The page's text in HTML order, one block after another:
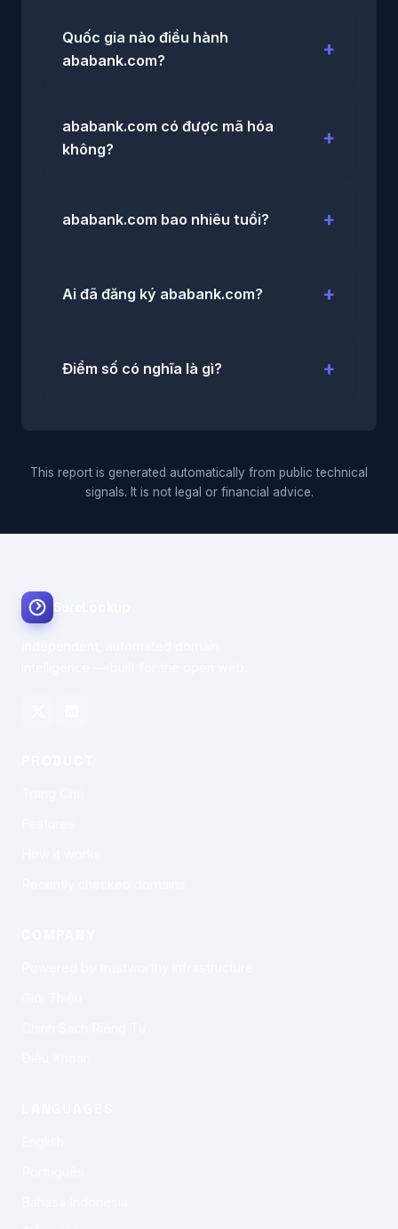
Quốc gia nào điều hành
ababank.com?
ababank.com có được mã hóa
không?
ababank.com bao nhiêu tuổi?
Ai đã đăng ký ababank.com?
Điểm số có nghĩa là gì?
This report is generated automatically from public technical
signals. It is not legal or financial advice.
SureLookup